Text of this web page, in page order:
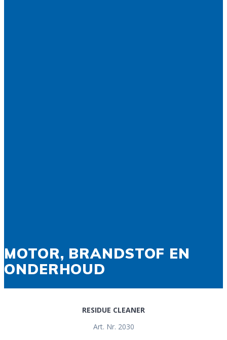
MOTOR, BRANDSTOF EN
ONDERHOUD
RESIDUE CLEANER
Art. Nr. 2030